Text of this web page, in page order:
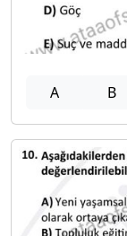
A B